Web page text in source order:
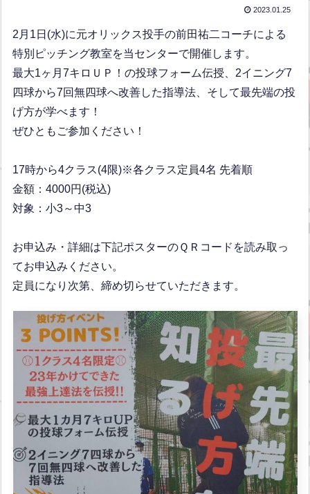
2023.01.25
2月1日(水)に元オリックス投手の前田祐二コーチによる
特別ピッチング教室を当センターで開催します。
最大1ヶ月7キロＵＰ！の投球フォーム伝授、2イニング7
四球から7回無四球へ改善した指導法、そして最先端の投
げ方が学べます！
ぜひともご参加ください！
17時から4クラス(4限)※各クラス定員4名 先着順
金額：4000円(税込)
対象：小3～中3
お申込み・詳細は下記ポスターのＱＲコードを読み取っ
てお申込みください。
定員になり次第、締め切らせていただきます。